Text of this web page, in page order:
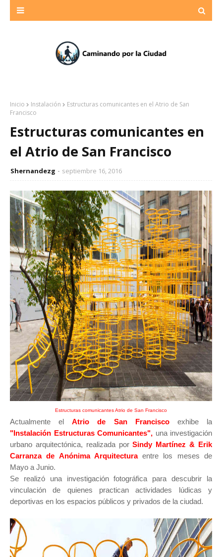
Inicio Instalación
Estructuras comunicantes en el Atrio de San
Francisco
Estructuras comunicantes en
el Atrio de San Francisco
Shernandezg septiembre 16, 2016
Estructuras comunicantes Atrio de San Francisco
Actualmente elAtrio de San Franciscoexhibe la
"Instalación Estructuras Comunicantes", una investigación
urbano arquitectónica, realizada porSindy Martínez & Erik
Carranza de Anónima Arquitecturaentre los meses de
Mayo a Junio.
Se realizó una investigación fotográfica para descubrir la
vinculación de quienes practican actividades lúdicas y
deportivas en los espacios públicos y privados de la ciudad.